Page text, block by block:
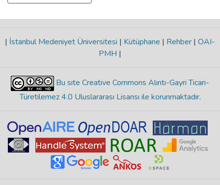
| İstanbul Medeniyet Üniversitesi | Kütüphane | Rehber | OAI-
PMH |
Bu site Creative Commons Alıntı-Gayri Ticari-
Türetilemez 4.0 Uluslararası Lisansı ile korunmaktadır.